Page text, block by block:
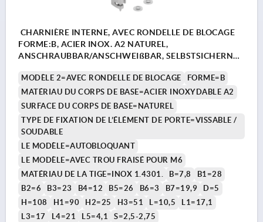
CHARNIÈRE INTERNE, AVEC RONDELLE DE BLOCAGE
FORME:B, ACIER INOX. A2 NATUREL,
ANSCHRAUBBAR/ANSCHWEIßBAR, SELBSTSICHERND,
MODÈLE 2=AVEC RONDELLE DE BLOCAGE
FORME=B
MATÉRIAU DU CORPS DE BASE=ACIER INOXYDABLE A2
SURFACE DU CORPS DE BASE=NATUREL
TYPE DE FIXATION DE L’ÉLÉMENT DE PORTE=VISSABLE /
SOUDABLE
LE MODÈLE=AUTOBLOQUANT
LE MODÈLE=AVEC TROU FRAISÉ POUR M6
MATÉRIAU DE LA TIGE=INOX 1.4301.
B=7,8
B1=28
B2=6
B3=23 B4=12 B5=26 B6=3 B7=19,9
D=5
H=108
H1=90 H2=25 H3=51 L=10,5
L1=17,1
L3=17
L4=21 L5=4,1 S=2,5-2,75